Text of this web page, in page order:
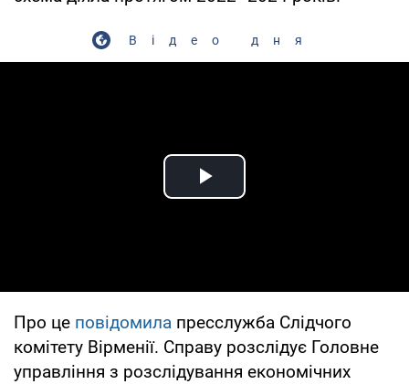
Відео дня
Play Video
Про це повідомила пресслужба Слідчого
комітету Вірменії. Справу розслідує Головне
управління з розслідування економічних